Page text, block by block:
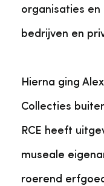
organisaties en
bedrijven en
Hierna ging
Collecties
RCE heeft
museale
roerend